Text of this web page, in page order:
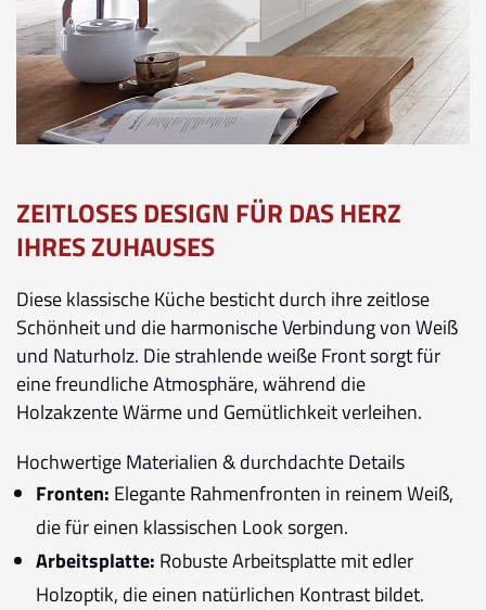
ZEITLOSES DESIGN FÜR DAS HERZ
IHRES ZUHAUSES
Diese klassische Küche besticht durch ihre zeitlose
Schönheit und die harmonische Verbindung von Weiß
und Naturholz. Die strahlende weiße Front sorgt für
eine freundliche Atmosphäre, während die
Holzakzente Wärme und Gemütlichkeit verleihen.
Hochwertige Materialien & durchdachte Details
Fronten: Elegante Rahmenfronten in reinem Weiß,
die für einen klassischen Look sorgen.
Arbeitsplatte: Robuste Arbeitsplatte mit edler
Holzoptik, die einen natürlichen Kontrast bildet.